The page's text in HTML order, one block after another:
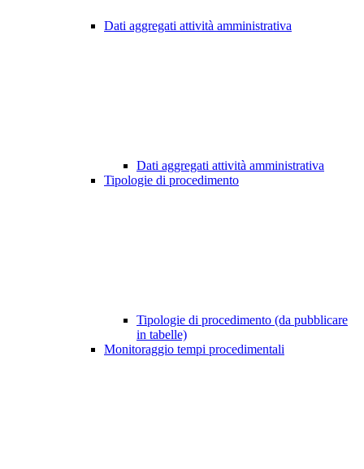
Dati aggregati attività amministrativa
Dati aggregati attività amministrativa
Tipologie di procedimento
Tipologie di procedimento (da pubblicare
in tabelle)
Monitoraggio tempi procedimentali